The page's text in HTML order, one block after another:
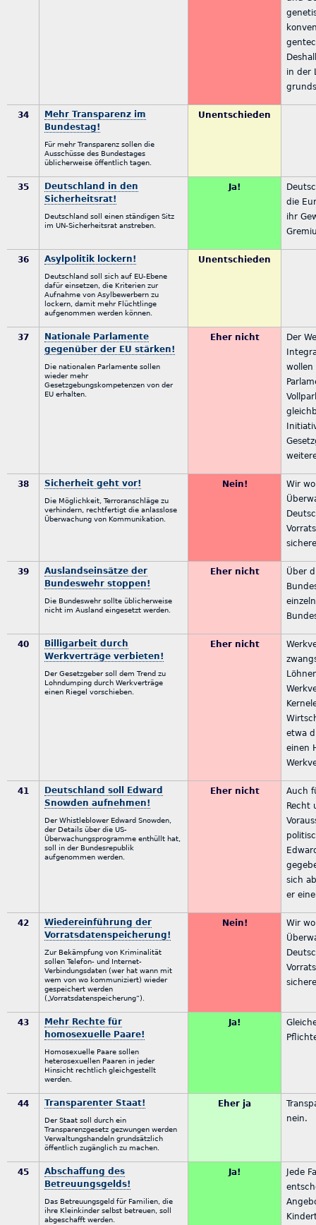
in der
34
Mehr Transparenz im
Bundestag!
Für mehr Transparenz sollen die
Ausschüsse des Bundestages
üblicherweise öffentlich tagen.
Unentschieden
35
Deutschland in den
Sicherheitsrat!
Deutschland soll einen ständigen Sitz
im UN-Sicherheitsrat anstreben.
Ja!
die
ihr
36 Asylpolitik lockern!
Deutschland soll sich auf EU-Ebene
dafür einsetzen, die Kriterien zur
Aufnahme von Asylbewerbern zu
lockern, damit mehr Flüchtlinge
aufgenommen werden können.
Unentschieden
37
Nationale Parlamente
gegenüber der EU stärken!
Die nationalen Parlamente sollen
wieder mehr
Gesetzgebungskompetenzen von der
EU erhalten.
Eher nicht
Der
wollen
38 Sicherheit geht vor!
Die Möglichkeit, Terroranschläge zu
verhindern, rechtfertigt die anlasslose
Überwachung von Kommunikation.
Nein!
Wir
39
Auslandseinsätze der
Bundeswehr stoppen!
Die Bundeswehr sollte üblicherweise
nicht im Ausland eingesetzt werden.
Eher nicht
Über
40
Billigarbeit durch
Werkverträge verbieten!
Der Gesetzgeber soll dem Trend zu
Lohndumping durch Werkverträge
einen Riegel vorschieben.
Eher nicht
etwa
einen
41
Deutschland soll Edward
Snowden aufnehmen!
Der Whistleblower Edward Snowden,
der Details über die US-
Überwachungsprogramme enthüllt hat,
soll in der Bundesrepublik
aufgenommen werden.
Eher nicht
Auch
Recht
sich
er
42
Wiedereinführung der
Vorratsdatenspeicherung!
Zur Bekämpfung von Kriminalität
sollen Telefon- und Internet-
Verbindungsdaten (wer hat wann mit
wem von wo kommuniziert) wieder
gespeichert werden
(„Vorratsdatenspeicherung“).
Nein!
Wir
43
Mehr Rechte für
homosexuelle Paare!
Homosexuelle Paare sollen
heterosexuellen Paaren in jeder
Hinsicht rechtlich gleichgestellt
werden.
Ja!
44 Transparenter Staat!
Der Staat soll durch ein
Transparenzgesetz gezwungen werden
Verwaltungshandeln grundsätzlich
öffentlich zugänglich zu machen.
Eher ja
nein.
45
Abschaffung des
Betreuungsgelds!
Das Betreuungsgeld für Familien, die
ihre Kleinkinder selbst betreuen, soll
abgeschafft werden.
Ja!
Jede